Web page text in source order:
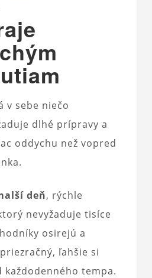
v sebe niečo
dlhé prípravy a
oddychu než vopred
deň, rýchle
nevyžaduje tisíce
osirejú a
ľahšie si
tempa.